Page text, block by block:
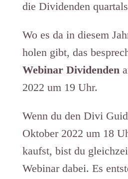
die Dividenden
Wo es da in diesem
holen gibt, das
Webinar Dividenden
2022 um 19 Uhr.​​​​​
​Wenn du den Divi
Oktober 2022 um 18
kaufst, bist du
Webinar dabei. Es